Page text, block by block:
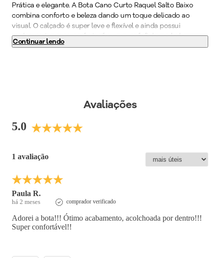
Prática e elegante. A Bota Cano Curto Raquel Salto Baixo
combina conforto e beleza dando um toque delicado ao
visual. O calçado é super leve e flexível e ainda possui
acabamento superconforto, forro superfofinho, solado
superaderente e máxima absorção tornando-o indispensável
Altura do Salto:Salto Baixo
Ref:250279
Continuar lendo
Avaliações
5.0
1 avaliação
Paula R.
há 2 meses comprador verificado
Adorei a bota!!! Ótimo acabamento, acolchoada por dentro!!!
Super confortável!!